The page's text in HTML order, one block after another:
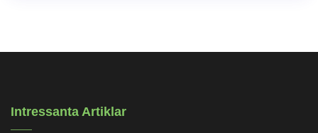
Intressanta Artiklar